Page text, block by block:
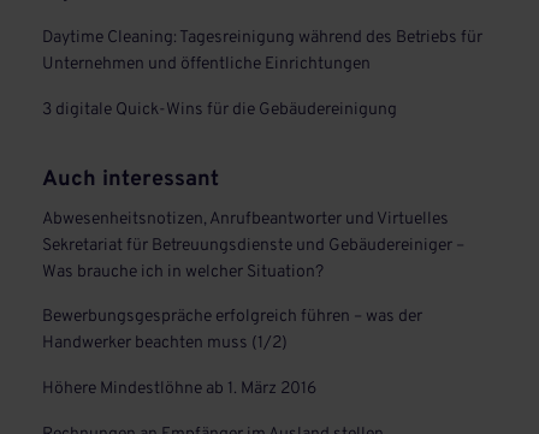
Daytime Cleaning: Tagesreinigung während des Betriebs für
Unternehmen und öffentliche Einrichtungen
3 digitale Quick-Wins für die Gebäudereinigung
Auch interessant
Abwesenheitsnotizen, Anrufbeantworter und Virtuelles
Sekretariat für Betreuungsdienste und Gebäudereiniger –
Was brauche ich in welcher Situation?
Bewerbungsgespräche erfolgreich führen – was der
Handwerker beachten muss (1/2)
Höhere Mindestlöhne ab 1. März 2016